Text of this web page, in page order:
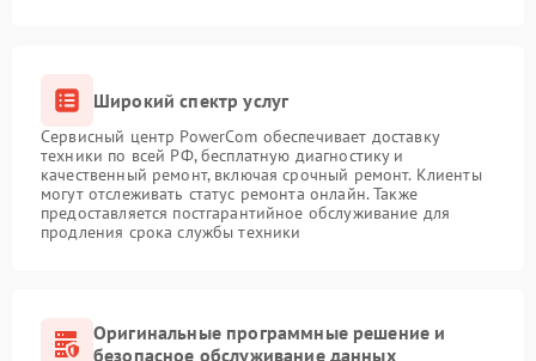
Широкий спектр услуг
Сервисный центр PowerCom обеспечивает доставку
техники по всей РФ, бесплатную диагностику и
качественный ремонт, включая срочный ремонт. Клиенты
могут отслеживать статус ремонта онлайн. Также
предоставляется постгарантийное обслуживание для
продления срока службы техники
Оригинальные программные решение и
безопасное обслуживание данных